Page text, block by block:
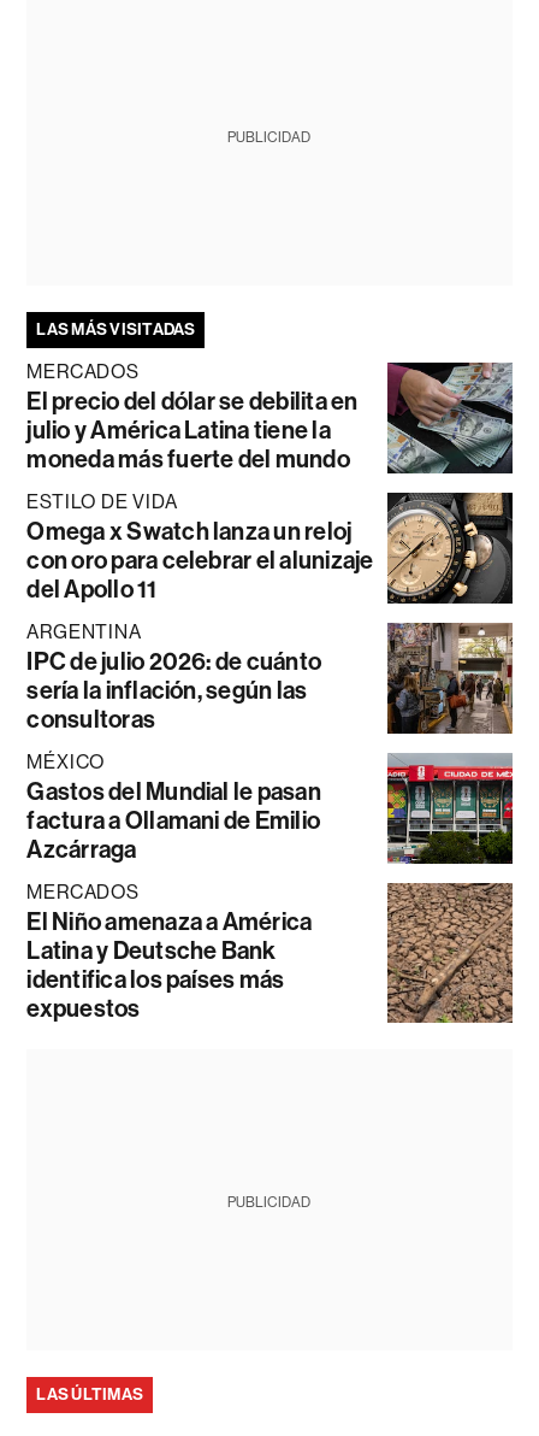
PUBLICIDAD
LAS MÁS VISITADAS
MERCADOS
El precio del dólar se debilita en
julio y América Latina tiene la
moneda más fuerte del mundo
ESTILO DE VIDA
Omega x Swatch lanza un reloj
con oro para celebrar el alunizaje
del Apollo 11
ARGENTINA
IPC de julio 2026: de cuánto
sería la inflación, según las
consultoras
MÉXICO
Gastos del Mundial le pasan
factura a Ollamani de Emilio
Azcárraga
MERCADOS
El Niño amenaza a América
Latina y Deutsche Bank
identifica los países más
expuestos
PUBLICIDAD
LAS ÚLTIMAS